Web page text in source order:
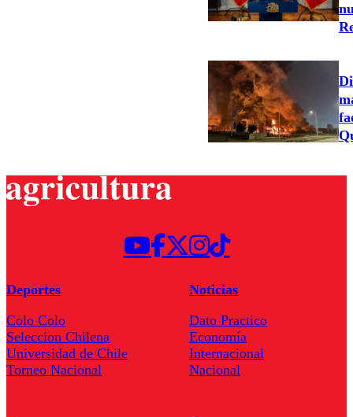
Deportes
Colo Colo
Seleccion Chilena
Universidad de Chile
Torneo Nacional
Noticias
Dato Practico
Economía
Internacional
Nacional